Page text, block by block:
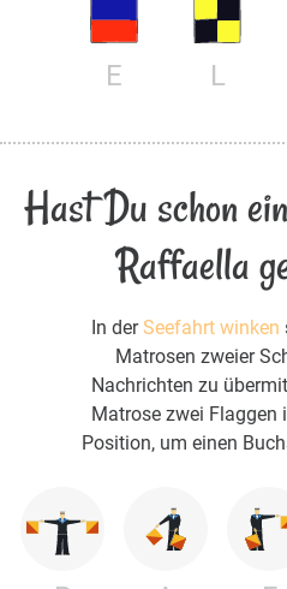
E L
Hast Du schon
Raffaella
In derSeefahrt winken
Matrosen zweier
Nachrichten zu
Matrose zwei Flaggen
Position, um einen